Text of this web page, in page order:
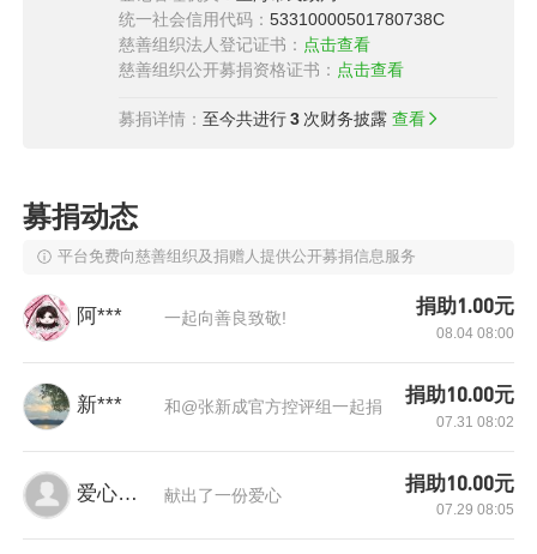
（福建省南平市顺昌县实验小学五年级的孩子在
青岛第一次看到大海）
统一社会信用代码：53310000501780738C
慈善组织法人登记证书： 点击查看
慈善组织公开募捐资格证书： 点击查看
募捐详情：至今共进行3 次财务披露 查看
募捐动态
平台免费向慈善组织及捐赠人提供公开募捐信息服务
阿*** 一起向善良致敬!
捐助1.00元
08.04 08:00
新*** 和@张新成官方控评组一起捐
捐助10.00元
07.31 08:02
爱心网友 献出了一份爱心
捐助10.00元
07.29 08:05